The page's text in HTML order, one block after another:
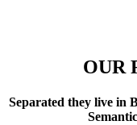
OUR
Separated they live in